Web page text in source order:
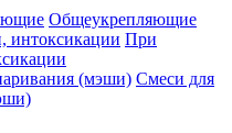
Общеукрепляющие
При
Смеси для